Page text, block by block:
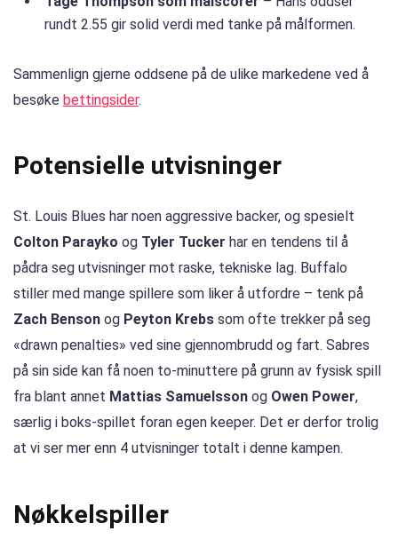
rundt 2.55 gir solid verdi med tanke på målformen.
Sammenlign gjerne oddsene på de ulike markedene ved å
besøke bettingsider.
Potensielle utvisninger
St. Louis Blues har noen aggressive backer, og spesielt
Colton Parayko og Tyler Tucker har en tendens til å
pådra seg utvisninger mot raske, tekniske lag. Buffalo
stiller med mange spillere som liker å utfordre – tenk på
Zach Benson og Peyton Krebs som ofte trekker på seg
«drawn penalties» ved sine gjennombrudd og fart. Sabres
på sin side kan få noen to-minuttere på grunn av fysisk spill
fra blant annet Mattias Samuelsson og Owen Power,
særlig i boks-spillet foran egen keeper. Det er derfor trolig
at vi ser mer enn 4 utvisninger totalt i denne kampen.
Nøkkelspiller